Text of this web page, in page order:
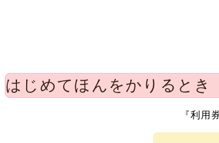
はじめてほんをかりるとき
『利用